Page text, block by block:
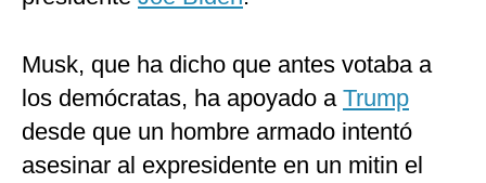
Musk, que ha dicho que antes votaba a
los demócratas, ha apoyado a Trump
desde que un hombre armado intentó
asesinar al expresidente en un mitin el